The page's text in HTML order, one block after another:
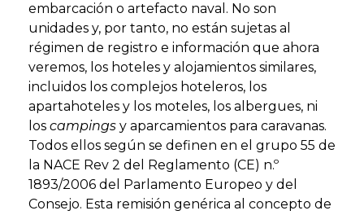
embarcación o artefacto naval. No son
unidades y, por tanto, no están sujetas al
régimen de registro e información que ahora
veremos, los hoteles y alojamientos similares,
incluidos los complejos hoteleros, los
apartahoteles y los moteles, los albergues, ni
los campings y aparcamientos para caravanas.
Todos ellos según se definen en el grupo 55 de
la NACE Rev 2 del Reglamento (CE) n.º
1893/2006 del Parlamento Europeo y del
Consejo. Esta remisión genérica al concepto de